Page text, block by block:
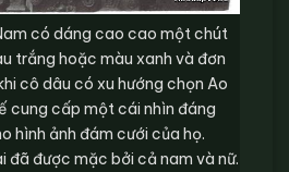
có dáng cao cao một chút
trắng hoặc màu xanh và đơn
cô dâu có xu hướng chọn Ao
cung cấp một cái nhìn đáng
hình ảnh đám cưới của họ.
đã được mặc bởi cả nam và nữ.